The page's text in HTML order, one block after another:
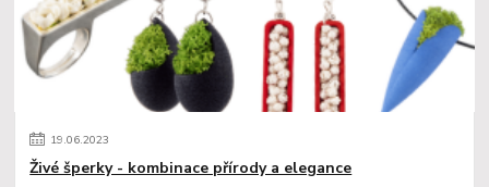
19.06.2023
Živé šperky - kombinace přírody a elegance